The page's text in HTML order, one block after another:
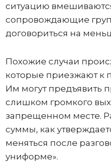
ситуацию
сопровождающие
договориться на
Похожие случаи
которые приезжают к
Им могут предъявить
слишком громкого
запрещенном месте.
суммы, как
меняться после
униформе».